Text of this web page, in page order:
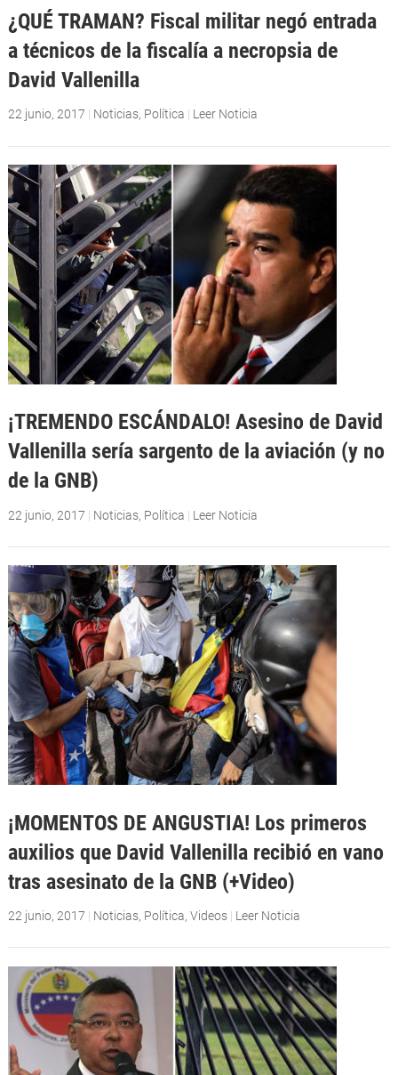
¿QUÉ TRAMAN? Fiscal militar negó entrada
a técnicos de la fiscalía a necropsia de
David Vallenilla
22 junio, 2017 | Noticias, Política | Leer Noticia
¡TREMENDO ESCÁNDALO! Asesino de David
Vallenilla sería sargento de la aviación (y no
de la GNB)
22 junio, 2017 | Noticias, Política | Leer Noticia
¡MOMENTOS DE ANGUSTIA! Los primeros
auxilios que David Vallenilla recibió en vano
tras asesinato de la GNB (+Video)
22 junio, 2017 | Noticias, Política, Videos | Leer Noticia